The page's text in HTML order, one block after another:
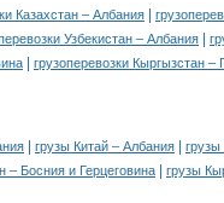
Казахстан – Албания
Узбекистан – Албания
грузоперевозки Кыргызстан –
грузы Китай – Албания
– Босния и Герцеговина грузы